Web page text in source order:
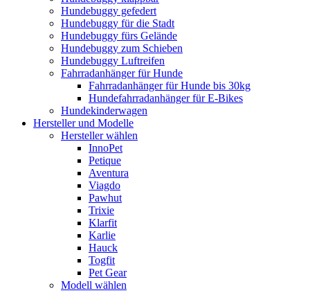
Hundebuggy gefedert
Hundebuggy für die Stadt
Hundebuggy fürs Gelände
Hundebuggy zum Schieben
Hundebuggy Luftreifen
Fahrradanhänger für Hunde
Fahrradanhänger für Hunde bis 30kg
Hundefahrradanhänger für E-Bikes
Hundekinderwagen
Hersteller und Modelle
Hersteller wählen
InnoPet
Petique
Aventura
Viagdo
Pawhut
Trixie
Klarfit
Karlie
Hauck
Togfit
Pet Gear
Modell wählen